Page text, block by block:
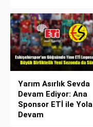
Yarım Asırlık Sevda
Devam Ediyor: Ana
Sponsor ETİ ile Yola
Devam